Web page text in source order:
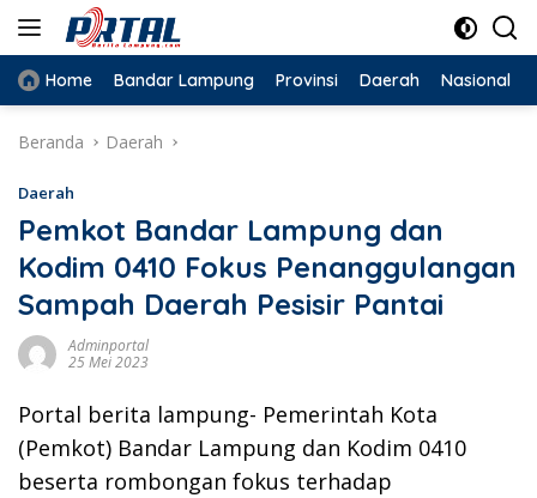
Langsung
konten
Home Bandar Lampung Provinsi Daerah Nasional
Beranda Daerah
Daerah
Pemkot Bandar Lampung dan
Kodim 0410 Fokus Penanggulangan
Sampah Daerah Pesisir Pantai
Adminportal
25 Mei 2023
Portal berita lampung- Pemerintah Kota
(Pemkot) Bandar Lampung dan Kodim 0410
beserta rombongan fokus terhadap